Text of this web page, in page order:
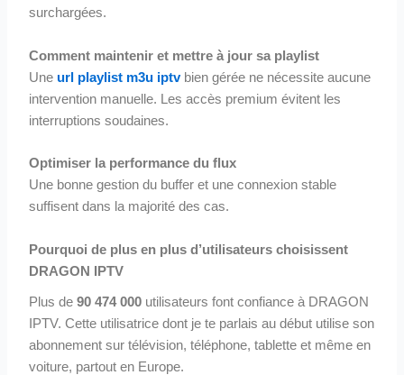
surchargées.
Comment maintenir et mettre à jour sa playlist
Une url playlist m3u iptvbien gérée ne nécessite aucune
intervention manuelle. Les accès premium évitent les
interruptions soudaines.
Optimiser la performance du flux
Une bonne gestion du buffer et une connexion stable
suffisent dans la majorité des cas.
Pourquoi de plus en plus d’utilisateurs choisissent
DRAGON IPTV
Plus de90 474 000 utilisateurs font confiance à DRAGON
IPTV. Cette utilisatrice dont je te parlais au début utilise son
abonnement sur télévision, téléphone, tablette et même en
voiture, partout en Europe.